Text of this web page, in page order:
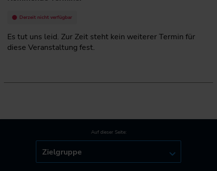
Derzeit nicht verfügbar
Es tut uns leid. Zur Zeit steht kein weiterer Termin für
diese Veranstaltung fest.
Auf dieser Seite:
Zielgruppe